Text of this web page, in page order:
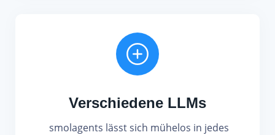
Verschiedene LLMs
smolagents lässt sich mühelos in jedes